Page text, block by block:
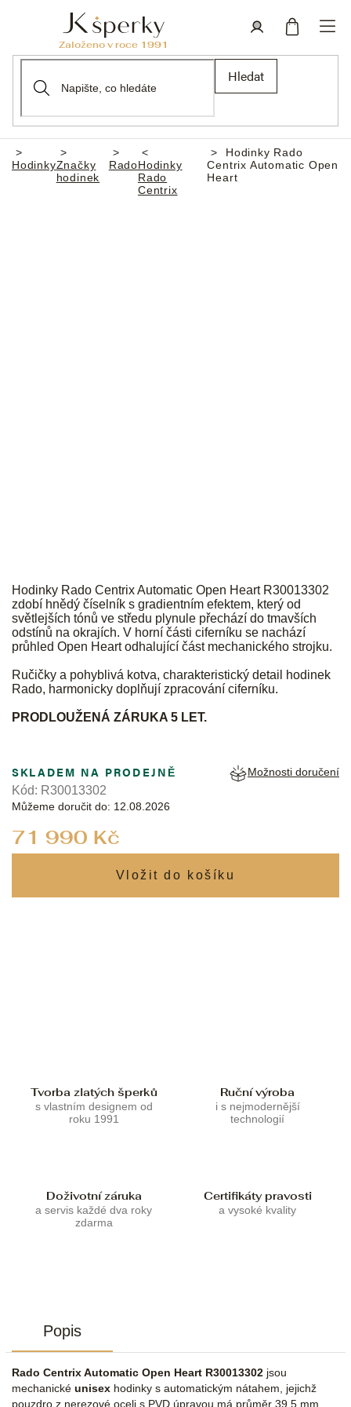
Hledat
Domů
HodinkyZnačky
hodinek
RadoHodinky
Rado
Centrix
Hodinky Rado
Centrix Automatic Open
Heart
Hodinky Rado Centrix Automatic Open Heart R30013302
zdobí hnědý číselník s gradientním efektem, který od
světlejších tónů ve středu plynule přechází do tmavších
odstínů na okrajích. V horní části ciferníku se nachází
průhled Open Heart odhalující část mechanického strojku.
Ručičky a pohyblivá kotva, charakteristický detail hodinek
Rado, harmonicky doplňují zpracování ciferníku.
PRODLOUŽENÁ ZÁRUKA 5 LET.
71 990 Kč
SKLADEM NA PRODEJNĚ
Můžeme doručit do: 12.08.2026
Možnosti doručení
Kód: R30013302
Tvorba zlatých šperků
s vlastním designem od
roku 1991
Ruční výroba
i s nejmodernější
technologií
Doživotní záruka
a servis každé dva roky
zdarma
Certifikáty pravosti
a vysoké kvality
Popis
Rado Centrix Automatic Open Heart R30013302 jsou
mechanické unisex hodinky s automatickým nátahem, jejichž
pouzdro z nerezové oceli s PVD úpravou má průměr 39,5 mm.